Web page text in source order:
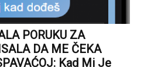
PORUKU ZA
DA ME ČEKA
Kad Mi Je